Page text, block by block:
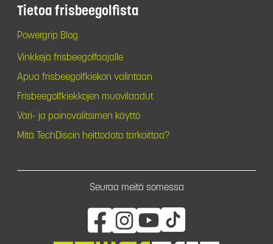
Tietoa frisbeegolfista
Powergrip Blog
Vinkkejä frisbeegolfaajalle
Apua frisbeegolfkiekon valintaan
Frisbeegolfkiekkojen muovilaadut
Väri- ja painovalitsimen käyttö
Mitä TechDiscin heittodata tarkoittaa?
Seuraa meitä somessa